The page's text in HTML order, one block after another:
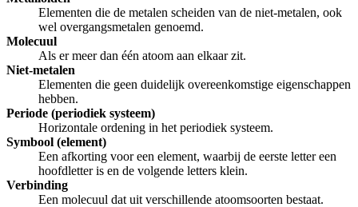
Elementen die de metalen scheiden van de niet-metalen, ook
wel overgangsmetalen genoemd.
Molecuul
Als er meer dan één atoom aan elkaar zit.
Niet-metalen
Elementen die geen duidelijk overeenkomstige eigenschappen
hebben.
Periode (periodiek systeem)
Horizontale ordening in het periodiek systeem.
Symbool (element)
Een afkorting voor een element, waarbij de eerste letter een
hoofdletter is en de volgende letters klein.
Verbinding
Een molecuul dat uit verschillende atoomsoorten bestaat.